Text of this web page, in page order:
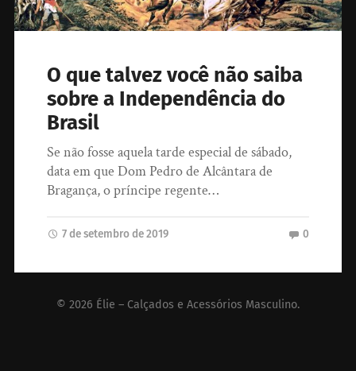
O que talvez você não saiba
sobre a Independência do
Brasil
Se não fosse aquela tarde especial de sábado,
data em que Dom Pedro de Alcântara de
Bragança, o príncipe regente…
7 de setembro de 2019 0
© 2026 Élie – Calçados e Acessórios Masculino.